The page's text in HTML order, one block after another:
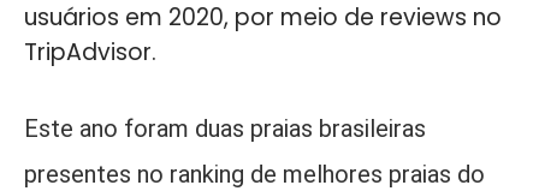
usuários em 2020, por meio de reviews no
TripAdvisor.
Este ano foram duas praias brasileiras
presentes no ranking de melhores praias do